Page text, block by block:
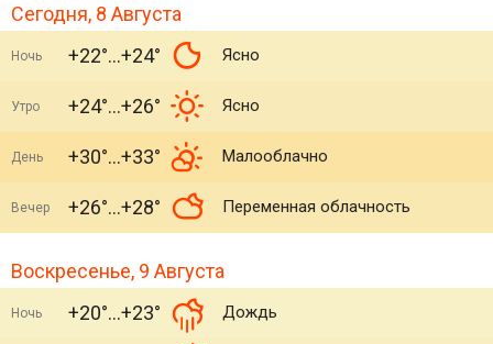
Сегодня, 8 Августа
Ночь +22° +24° Ясно
Утро +24° +26° Ясно
День +30° +33° Малооблачно
Вечер +26° +28° Переменная облачность
Воскресенье, 9 Августа
Ночь +20° +23° Дождь